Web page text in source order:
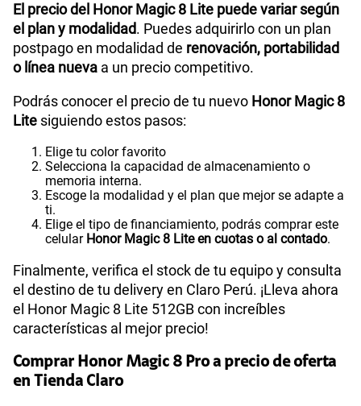
El precio del Honor Magic 8 Lite puede variar según
el plan y modalidad. Puedes adquirirlo con un plan
postpago en modalidad de renovación, portabilidad
o línea nueva a un precio competitivo.
Podrás conocer el precio de tu nuevo Honor Magic 8
Lite siguiendo estos pasos:
Elige tu color favorito
Selecciona la capacidad de almacenamiento o
memoria interna.
Escoge la modalidad y el plan que mejor se adapte a
ti.
Elige el tipo de financiamiento, podrás comprar este
celular Honor Magic 8 Lite en cuotas o al contado.
Finalmente, verifica el stock de tu equipo y consulta
el destino de tu delivery en Claro Perú. ¡Lleva ahora
el Honor Magic 8 Lite 512GB con increíbles
características al mejor precio!
Comprar Honor Magic 8 Pro a precio de oferta
en Tienda Claro